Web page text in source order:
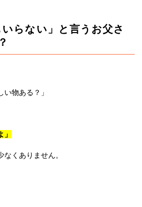
らない」と言うお父さ
い物ある？」
くありません。